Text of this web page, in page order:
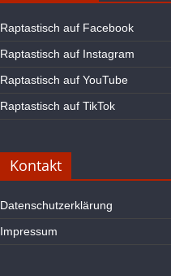
Raptastisch auf Facebook
Raptastisch auf Instagram
Raptastisch auf YouTube
Raptastisch auf TikTok
Kontakt
Datenschutzerklärung
Impressum